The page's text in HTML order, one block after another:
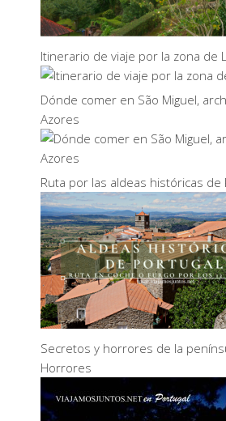
Itinerario de viaje por la zona de
Dónde comer en São Miguel,
Azores
Ruta por las aldeas históricas de
Secretos y horrores de la
Horrores